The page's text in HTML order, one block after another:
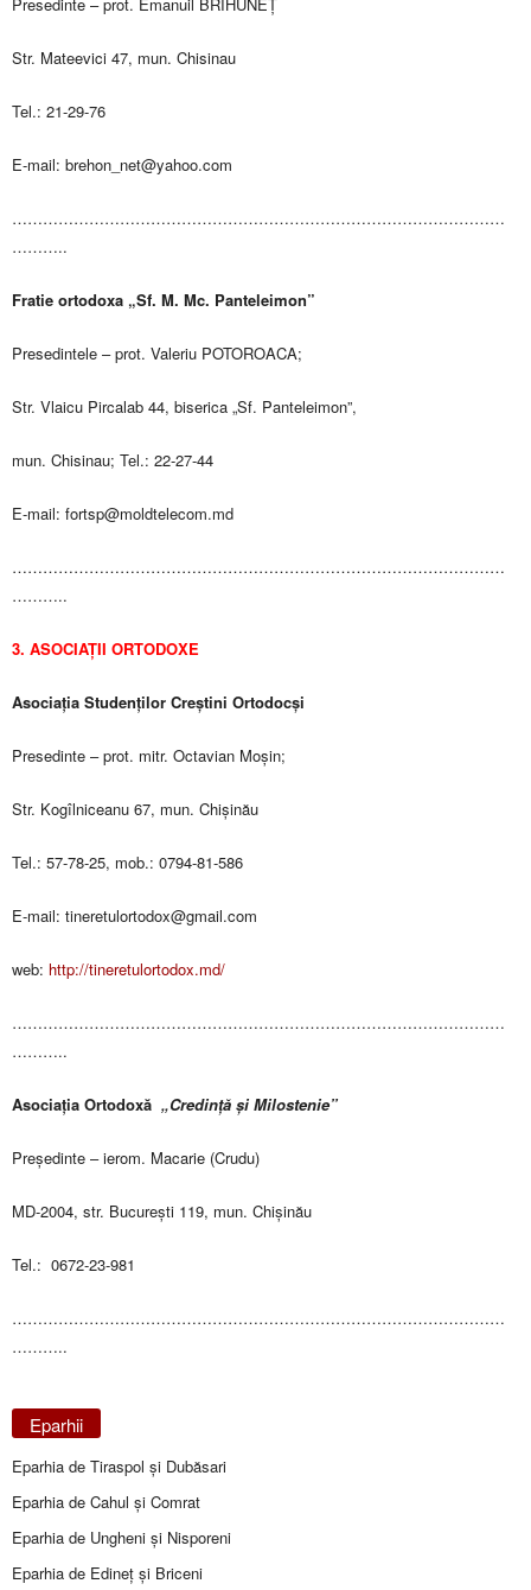
Str. Mateevici 47, mun. Chisinau
Tel.: 21-29-76
E-mail: brehon_net@yahoo.com
……………………………………………………………………………………
………..
Fratie ortodoxa „Sf. M. Mc. Panteleimon”
Presedintele – prot. Valeriu POTOROACA;
Str. Vlaicu Pircalab 44, biserica „Sf. Panteleimon”,
mun. Chisinau; Теl.: 22-27-44
E-mail: fortsp@moldtelecom.md
……………………………………………………………………………………
………..
3. ASOCIAȚII ORTODOXE
Asociația Studenților Creștini Ortodocși
Presedinte – prot. mitr. Octavian Moșin;
Str. Kogîlniceanu 67, mun. Chișinău
Tel.: 57-78-25, mob.: 0794-81-586
E-mail: tineretulortodox@gmail.com
web: http://tineretulortodox.md/
……………………………………………………………………………………
………..
Asociația Ortodoxă „Credință și Milostenie”
Președinte – ierom. Macarie (Crudu)
MD-2004, str. București 119, mun. Chișinău
Tel.: 0672-23-981
……………………………………………………………………………………
………..
Eparhii
Eparhia de Tiraspol și Dubăsari
Eparhia de Cahul și Comrat
Eparhia de Ungheni și Nisporeni
Eparhia de Edineţ şi Briceni